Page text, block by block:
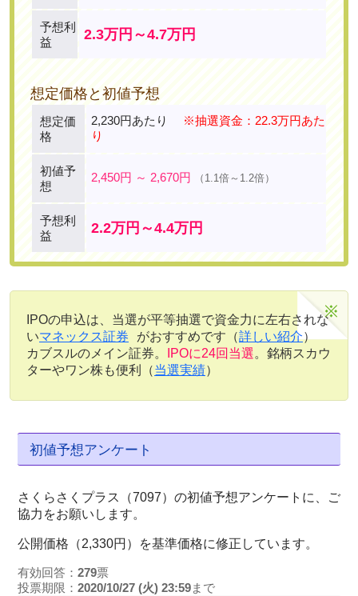
予想利
益
2.3万円～4.7万円
想定価格と初値予想
想定価
格
2,230円あたり
※抽選資金：22.3万円あた
り
初値予
想
2,450円 ～ 2,670円 （1.1倍～1.2倍）
予想利
益
2.2万円～4.4万円
IPOの申込は、当選が平等抽選で資金力に左右されな
いマネックス証券 がおすすめです（詳しい紹介）
カブスルのメイン証券。
IPOに24回当選。銘柄スカウ
ターやワン株も便利（当選実績）
初値予想アンケート
さくらさくプラス（7097）の初値予想アンケートに、ご
協力をお願いします。
公開価格（2,330円）を基準価格に修正しています。
有効回答： 279票
投票期限： 2020/10/27 (火) 23:59まで